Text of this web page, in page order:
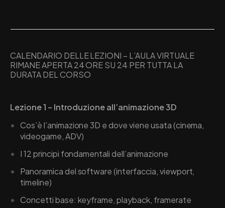
CALENDARIO DELLE LEZIONI – L’AULA VIRTUALE
RIMANE APERTA 24 ORE SU 24 PER TUTTA LA
DURATA DEL CORSO
Lezione 1 – Introduzione all’animazione 3D
Cos’è l’animazione 3D e dove viene usata (cinema,
videogame, ADV)
I 12 principi fondamentali dell’animazione
Panoramica del software (interfaccia, viewport,
timeline)
Concetti base: keyframe, playback, framerate